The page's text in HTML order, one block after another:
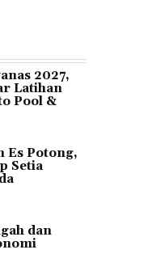
2027,
Latihan
Pool &
Es Potong,
Setia
dan